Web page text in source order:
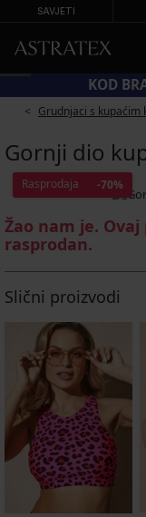
SAVJETI
KOD
Grudnjaci s kupaćim
Gornji dio
Rasprodaja -70%
Žao nam je.
rasprodan.
Slični proizvodi